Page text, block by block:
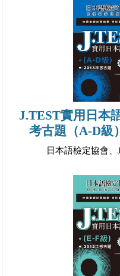
J.TEST實用日本
考古題（A-D級
日本語檢定協會、